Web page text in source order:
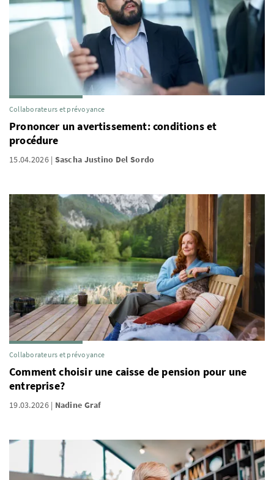
Collaborateurs et prévoyance
Prononcer un avertissement: conditions et
procédure
15.04.2026 Sascha Justino Del Sordo
Collaborateurs et prévoyance
Comment choisir une caisse de pension pour une
entreprise?
19.03.2026 Nadine Graf